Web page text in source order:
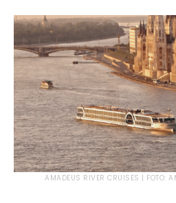
AMADEUS RIVER CRUISES | FOTO: